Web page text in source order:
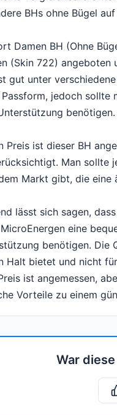
BHs ohne Bügel
Damen BH (Ohne
(Skin 722) angeboten
gut unter
jedoch sollte
benötigen.
Preis ist dieser BH
Man sollte
Markt gibt, die eine
lässt sich sagen,
eine
benötigen. Die
Halt bietet und nicht
ist angemessen,
Vorteile zu einem
War